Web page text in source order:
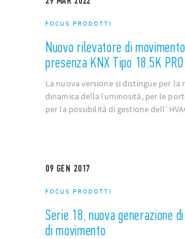
FOCUS PRODOTTI
Nuovo rilevatore di
presenza KNX Tipo 18.5K PRO
La nuova versione si distingue per la
dinamica della luminosità, per le
per la possibilità di gestione dell’
09 GEN 2017
FOCUS PRODOTTI
Serie 18, nuova generazione
di movimento